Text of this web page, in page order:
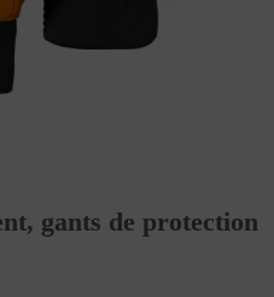
gants de protection